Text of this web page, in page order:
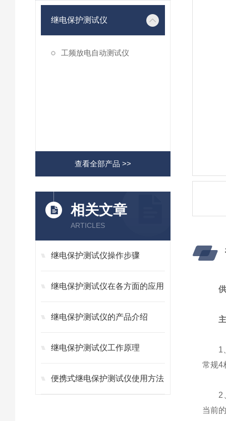
继电保护测试仪
工频放电自动测试仪
查看全部产品 >>
相关文章
ARTICLES
继电保护测试仪操作步骤
继电保护测试仪在各方面的应用
继电保护测试仪的产品介绍
继电保护测试仪工作原理
便携式继电保护测试仪使用方法
1、
常规4
2、
当前